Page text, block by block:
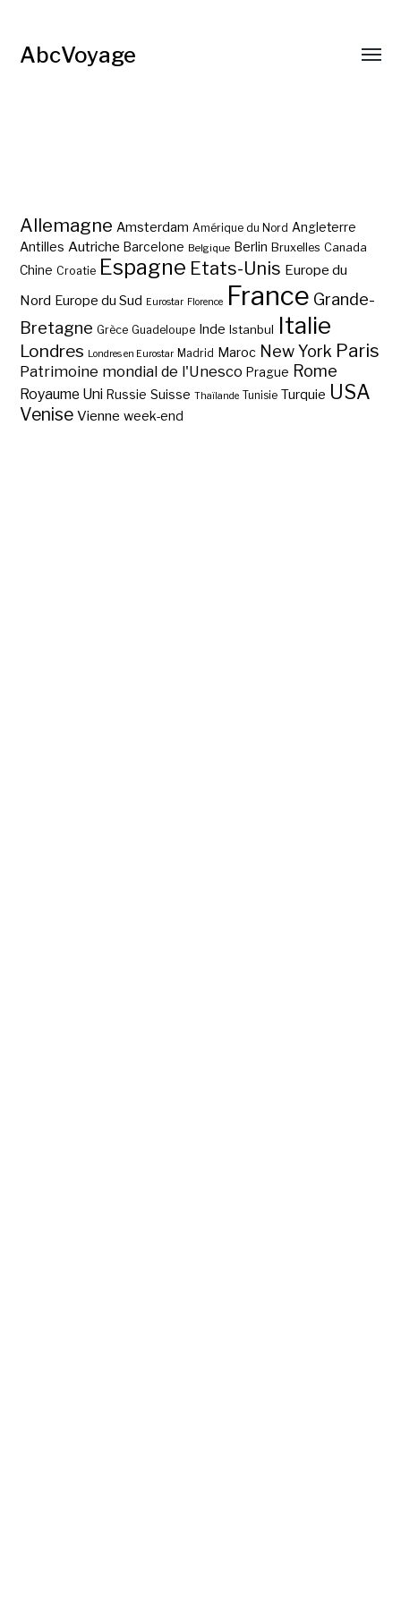
AbcVoyage
Allemagne Amsterdam Amérique du Nord Angleterre
Antilles Autriche Barcelone Belgique Berlin Bruxelles Canada
Chine Croatie Espagne Etats-Unis Europe du
Nord Europe du Sud Eurostar Florence France Grande-
Bretagne Grèce Guadeloupe Inde Istanbul Italie
Londres Londres en Eurostar Madrid Maroc New York Paris
Patrimoine mondial de l'Unesco Prague Rome
Royaume Uni Russie Suisse Thaïlande Tunisie Turquie USA
Venise Vienne week-end